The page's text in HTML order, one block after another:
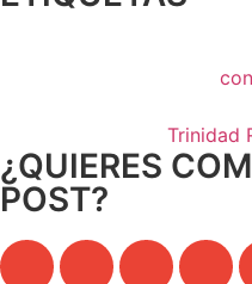
Trinidad
¿QUIERES
POST?